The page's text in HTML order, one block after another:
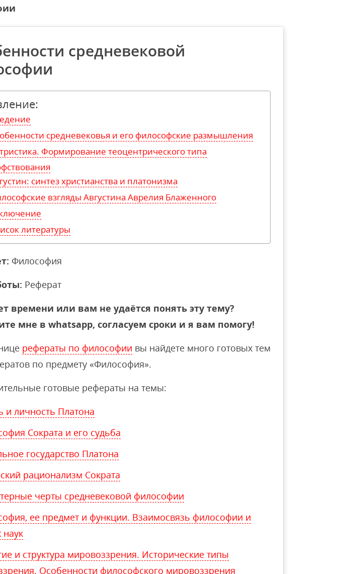
средневековой
средневековья и его философские размышления
Формирование теоцентрического типа
синтез христианства и платонизма
взгляды Августина Аврелия Блаженного
литературы
Философия
Реферат
времени или вам не удаётся понять эту тему?
мне в whatsapp, согласуем сроки и я вам помогу!
рефераты по философии вы найдете много готовых тем
по предмету «Философия».
готовые рефераты на темы:
и личность Платона
Сократа и его судьба
государство Платона
рационализм Сократа
черты средневековой философии
ее предмет и функции. Взаимосвязь философии и
наук
и структура мировоззрения. Исторические типы
Особенности философского мировоззрения